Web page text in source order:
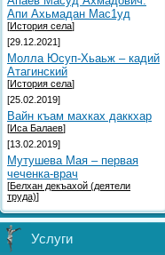
Aпи Ахьмадан Мас1уд
[История села]
[29.12.2021]
Молла Юсуп-Хьаьж – кадий
Атагинский
[История села]
[25.02.2019]
Вайн къам махках даккхар
[Иса Балаев]
[13.02.2019]
Мутушева Мая – первая
чеченка-врач
[Белхан декъахой (деятели
труда)]
Услуги